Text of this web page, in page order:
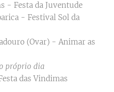
- Festa da Juventude
- Festival Sol da
(Ovar) - Animar as
próprio dia
das Vindimas